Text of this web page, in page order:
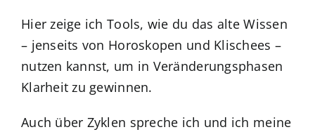
Hier zeige ich Tools, wie du das alte Wissen
– jenseits von Horoskopen und Klischees –
nutzen kannst, um in Veränderungsphasen
Klarheit zu gewinnen.
Auch über Zyklen spreche ich und ich meine